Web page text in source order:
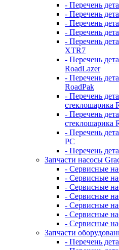
- Перечень
- Перечень
- Перечень
- Перечень
- Перечень
XTR7
- Перечень
RoadLazer
- Перечень
RoadPak
- Перечень
стеклошарика
- Перечень
стеклошарика
- Перечень
PC
- Перечень
Запчасти насосы
- Сервисные
- Сервисные
- Сервисные
- Сервисные
- Сервисные
- Сервисные
- Сервисные
Запчасти
- Перечень